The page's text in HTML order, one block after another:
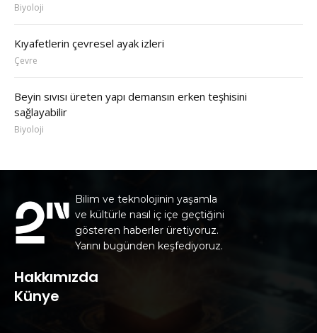
Biyoloji
Kıyafetlerin çevresel ayak izleri
Çevre
Beyin sıvısı üreten yapı demansın erken teşhisini
sağlayabilir
Biyoloji
Bilim ve teknolojinin yaşamla
ve kültürle nasıl iç içe geçtiğini
gösteren haberler üretiyoruz.
Yarını bugünden keşfediyoruz.
Hakkımızda
Künye